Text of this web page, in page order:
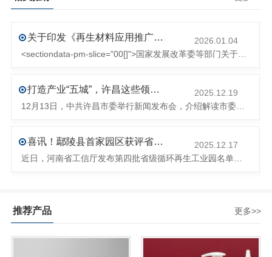
关于印发《再生材料应用推广行动方案》的通知(发改环资〔2025〕1681号)
2026.01.04
<sectiondata-pm-slice="00[]">国家发展改革委等部门关于印发《再生材料应用推广行动方案》的通知</section><section>发改环资〔2025〕1681号各省、自治区、直辖市、新疆生产建设兵团发展改革委、工业和信息化主管部门、财政厅（局）、生态环境厅（局）、商务厅（
打造产业“五城”，许昌这些领域将迎来大发展！
2025.12.19
12月13日，中共许昌市委举行新闻发布会，介绍解读市委八届十次全会的有关情况。记者从发布会了解到，“十五五”时期，许昌将加快构建现代化产业体系，持续巩固壮大实体经济根基。一系列前瞻布局和突破性举措即将展开，一起来看！<section><section>锚定“五城”目标，打造产业特色优势&...
喜讯！鄢陵县首家园区获评省级循环再生工业园
2025.12.17
近日，河南省工信厅发布第四批省级循环再生工业园名单，经地市工信部门初审推荐、园区现场答辩、专家评判等环节，城发环境（许昌）循环经济产业园成功入选，系鄢陵县首家省级循环再生工业园。该园区是河南省首个高值化再生塑料循环经济产业园，由鄢陵县、河南省投资集团城发环境股份有限公司、河南平远新材料科技有限公司三
推荐产品 更多>>